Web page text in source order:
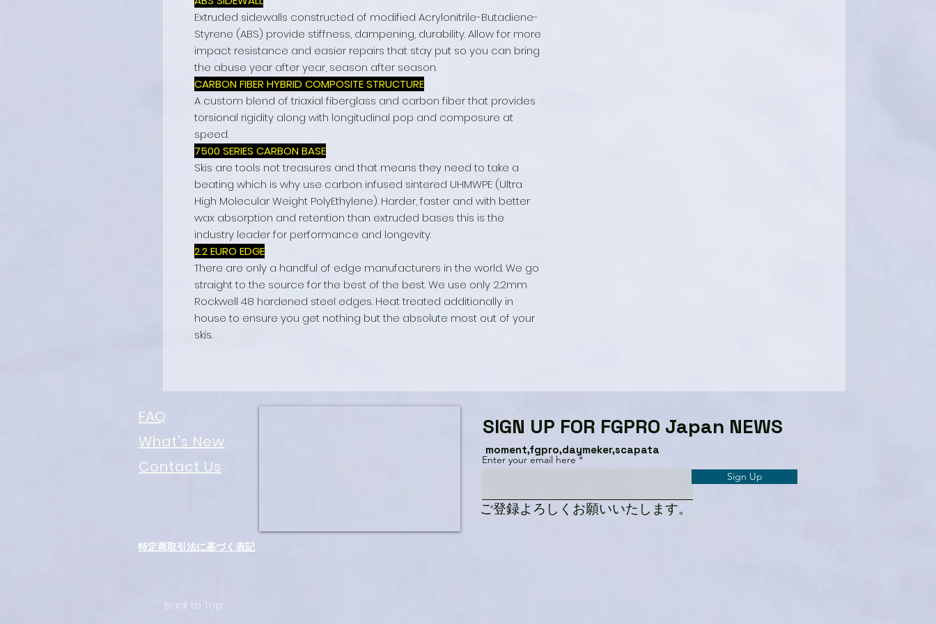
Extruded sidewalls constructed of modified Acrylonitrile-Butadiene-
Styrene (ABS) provide stiffness, dampening, durability. Allow for more
impact resistance and easier repairs that stay put so you can bring
the abuse year after year, season after season.
CARBON FIBER HYBRID COMPOSITE STRUCTURE
A custom blend of triaxial fiberglass and carbon fiber that provides
torsional rigidity along with longitudinal pop and composure at
speed.
7500 SERIES CARBON BASE
Skis are tools not treasures and that means they need to take a
beating which is why use carbon infused sintered UHMWPE (Ultra
High Molecular Weight PolyEthylene). Harder, faster and with better
wax absorption and retention than extruded bases this is the
industry leader for performance and longevity.
2.2 EURO EDGE
There are only a handful of edge manufacturers in the world. We go
straight to the source for the best of the best. We use only 2.2mm
Rockwell 48 hardened steel edges. Heat treated additionally in
house to ensure you get nothing but the absolute most out of your
skis.
FAQ
What's New
Contact Us
Back to Top
特定商取引法に基づく表記
Enter your email here
Sign Up
​ご登録よろしくお願いいたします。
SIGN UP FOR FGPRO Japan NEWS​
moment,fgpro,daymeker,scapata